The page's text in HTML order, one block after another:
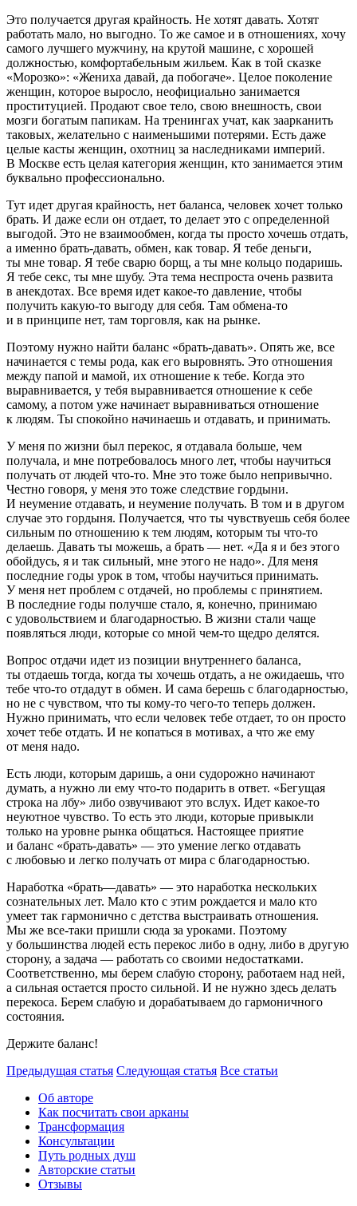
Это получается другая крайность. Не хотят давать. Хотят
работать мало, но выгодно. То же самое и в отношениях, хочу
самого лучшего мужчину, на крутой машине, с хорошей
должностью, комфортабельным жильем. Как в той сказке
«Морозко»: «Жениха давай, да побогаче». Целое поколение
женщин, которое выросло, неофициально занимается
проституцией. Продают свое тело, свою внешность, свои
мозги богатым папикам. На тренингах учат, как заарканить
таковых, желательно с наименьшими потерями. Есть даже
целые касты женщин, охотниц за наследниками империй.
В Москве есть целая категория женщин, кто занимается этим
буквально профессионально.
Тут идет другая крайность, нет баланса, человек хочет только
брать. И даже если он отдает, то делает это с определенной
выгодой. Это не взаимообмен, когда ты просто хочешь отдать,
а именно брать-давать, обмен, как товар. Я тебе деньги,
ты мне товар. Я тебе сварю борщ, а ты мне кольцо подаришь.
Я тебе секс, ты мне шубу. Эта тема неспроста очень развита
в анекдотах. Все время идет какое-то давление, чтобы
получить какую-то выгоду для себя. Там обмена-то
и в принципе нет, там торговля, как на рынке.
Поэтому нужно найти баланс «брать-давать». Опять же, все
начинается с темы рода, как его выровнять. Это отношения
между папой и мамой, их отношение к тебе. Когда это
выравнивается, у тебя выравнивается отношение к себе
самому, а потом уже начинает выравниваться отношение
к людям. Ты спокойно начинаешь и отдавать, и принимать.
У меня по жизни был перекос, я отдавала больше, чем
получала, и мне потребовалось много лет, чтобы научиться
получать от людей что-то. Мне это тоже было непривычно.
Честно говоря, у меня это тоже следствие гордыни.
И неумение отдавать, и неумение получать. В том и в другом
случае это гордыня. Получается, что ты чувствуешь себя более
сильным по отношению к тем людям, которым ты что-то
делаешь. Давать ты можешь, а брать — нет. «Да я и без этого
обойдусь, я и так сильный, мне этого не надо». Для меня
последние годы урок в том, чтобы научиться принимать.
У меня нет проблем с отдачей, но проблемы с принятием.
В последние годы получше стало, я, конечно, принимаю
с удовольствием и благодарностью. В жизни стали чаще
появляться люди, которые со мной чем-то щедро делятся.
Вопрос отдачи идет из позиции внутреннего баланса,
ты отдаешь тогда, когда ты хочешь отдать, а не ожидаешь, что
тебе что-то отдадут в обмен. И сама берешь с благодарностью,
но не с чувством, что ты кому-то чего-то теперь должен.
Нужно принимать, что если человек тебе отдает, то он просто
хочет тебе отдать. И не копаться в мотивах, а что же ему
от меня надо.
Есть люди, которым даришь, а они судорожно начинают
думать, а нужно ли ему что-то подарить в ответ. «Бегущая
строка на лбу» либо озвучивают это вслух. Идет какое-то
неуютное чувство. То есть это люди, которые привыкли
только на уровне рынка общаться. Настоящее приятие
и баланс «брать-давать» — это умение легко отдавать
с любовью и легко получать от мира с благодарностью.
Наработка «брать—давать» — это наработка нескольких
сознательных лет. Мало кто с этим рождается и мало кто
умеет так гармонично с детства выстраивать отношения.
Мы же все-таки пришли сюда за уроками. Поэтому
у большинства людей есть перекос либо в одну, либо в другую
сторону, а задача — работать со своими недостатками.
Соответственно, мы берем слабую сторону, работаем над ней,
а сильная остается просто сильной. И не нужно здесь делать
перекоса. Берем слабую и дорабатываем до гармоничного
состояния.
Держите баланс!
Предыдущая статья Следующая статья Все статьи
Об авторе
Как посчитать свои арканы
Трансформация
Консультации
Путь родных душ
Авторские статьи
Отзывы